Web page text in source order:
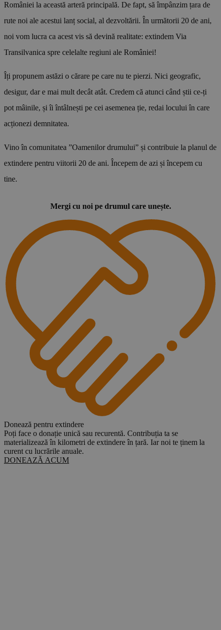
României la această arteră principală. De fapt, să împânzim țara de
rute noi ale acestui lanț social, al dezvoltării. În următorii 20 de ani,
noi vom lucra ca acest vis să devină realitate: extindem Via
Transilvanica spre celelalte regiuni ale României!
Îți propunem astăzi o cărare pe care nu te pierzi. Nici geografic,
desigur, dar e mai mult decât atât. Credem că atunci când știi ce-ți
pot mâinile, și îi întâlnești pe cei asemenea ție, redai locului în care
acționezi demnitatea.
Vino în comunitatea ”Oamenilor drumului” și contribuie la planul de
extindere pentru viitorii 20 de ani. Începem de azi și începem cu
tine.
Mergi cu noi pe drumul care unește.
Donează pentru extindere
Poți face o donație unică sau recurentă. Contribuția ta se
materializează în kilometri de extindere în țară. Iar noi te ținem la
curent cu lucrările anuale.
DONEAZĂ ACUM